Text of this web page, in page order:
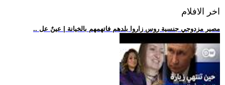
اخر الافلام
.. مصير مزدوجي جنسية روس زاروا بلدهم فاتهمهم بالخيانة | عينٌ عل